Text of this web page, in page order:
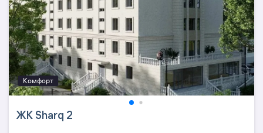
Комфорт
ЖК Sharq 2